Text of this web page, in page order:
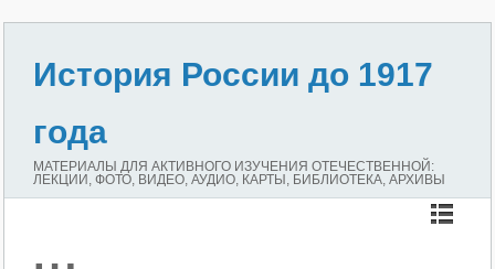
История России до 1917
года
МАТЕРИАЛЫ ДЛЯ АКТИВНОГО ИЗУЧЕНИЯ ОТЕЧЕСТВЕННОЙ:
ЛЕКЦИИ, ФОТО, ВИДЕО, АУДИО, КАРТЫ, БИБЛИОТЕКА, АРХИВЫ